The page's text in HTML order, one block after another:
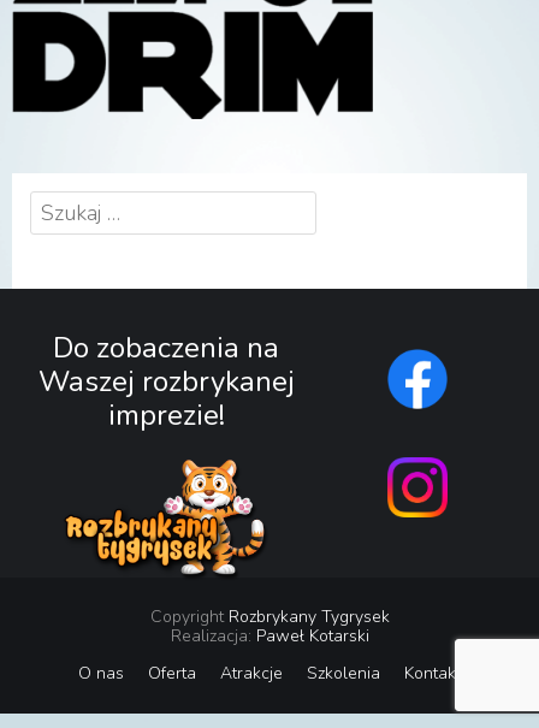
Szukaj:
Do zobaczenia na
Waszej rozbrykanej
imprezie!
Copyright Rozbrykany Tygrysek
Realizacja: Paweł Kotarski
O nas
Oferta Atrakcje Szkolenia Kontakt